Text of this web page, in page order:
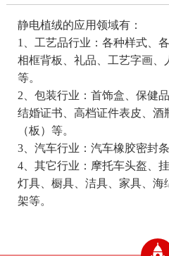
静电植绒的应用领域有：
1、工艺品行业：各种样式、
相框背板、礼品、工艺字画、
等。
2、包装行业：首饰盒、保健
结婚证书、高档证件表皮、酒
（板）等。
3、汽车行业：汽车橡胶密封
4、其它行业：摩托车头盔、
灯具、橱具、洁具、家具、海
架等。